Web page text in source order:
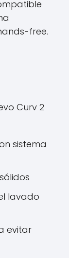
free.
Curv 2
sistema
lavado
evitar